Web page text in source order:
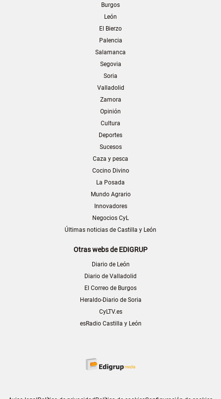
Burgos
León
El Bierzo
Palencia
Salamanca
Segovia
Soria
Valladolid
Zamora
Opinión
Cultura
Deportes
Sucesos
Caza y pesca
Cocino Divino
La Posada
Mundo Agrario
Innovadores
Negocios CyL
Últimas noticias de Castilla y León
Otras webs de EDIGRUP
Diario de León
Diario de Valladolid
El Correo de Burgos
Heraldo-Diario de Soria
CyLTV.es
esRadio Castilla y León